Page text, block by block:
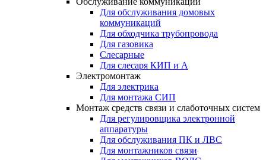
Для обслуживания домовых
коммуникаций
Для обходчика трубопровода
Для газовика
Слесарные
Для слесаря КИП и А
Электромонтаж
Для электрика
Для монтажа СИП
Монтаж средств связи и слаботочных систем
Для регулировщика электронной
аппаратуры
Для обслуживания ПК и ЛВС
Для монтажников связи